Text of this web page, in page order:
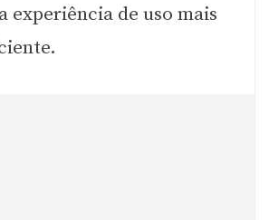
experiência de uso mais